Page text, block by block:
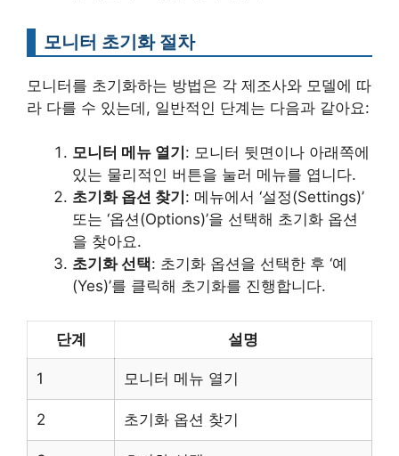
모니터 초기화 절차
모니터를 초기화하는 방법은 각 제조사와 모델에 따
라 다를 수 있는데, 일반적인 단계는 다음과 같아요:
모니터 메뉴 열기 : 모니터 뒷면이나 아래쪽에
있는 물리적인 버튼을 눌러 메뉴를 엽니다.
초기화 옵션 찾기 : 메뉴에서 ‘설정(Settings)’
또는 ‘옵션(Options)’을 선택해 초기화 옵션
을 찾아요.
초기화 선택: 초기화 옵션을 선택한 후 ‘예
(Yes)’를 클릭해 초기화를 진행합니다.
단계 설명
1 모니터 메뉴 열기
2 초기화 옵션 찾기